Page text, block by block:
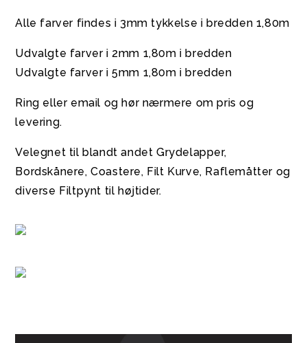
Alle farver findes i 3mm tykkelse i bredden 1,80m
Udvalgte farver i 2mm 1,80m i bredden
Udvalgte farver i 5mm 1,80m i bredden
Ring eller email og hør nærmere om pris og
levering.
Velegnet til blandt andet Grydelapper,
Bordskånere, Coastere, Filt Kurve, Raflemåtter og
diverse Filtpynt til højtider.